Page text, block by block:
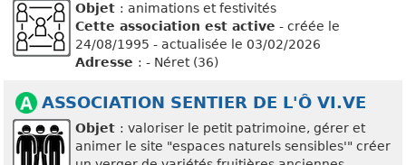
Objet : animations et festivités
Cette association est active - créée le
24/08/1995 - actualisée le 03/02/2026
Adresse : - Néret (36)
ASSOCIATION SENTIER DE L'Ô VI.VE
Objet : valoriser le petit patrimoine, gérer et
animer le site "espaces naturels sensibles'" créer